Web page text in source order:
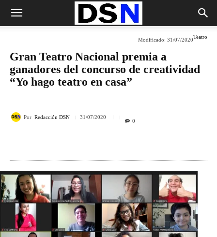
Teatro
Modificado: 31/07/2020
Gran Teatro Nacional premia a
ganadores del concurso de creatividad
“Yo hago teatro en casa”
Por Redacción DSN 31/07/2020
0